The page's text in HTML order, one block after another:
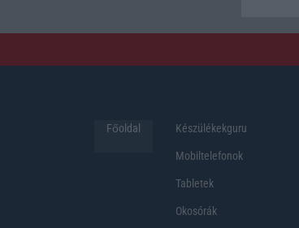
Főoldal Készülékekguru
Mobiltelefonok
Tabletek
Okosórák